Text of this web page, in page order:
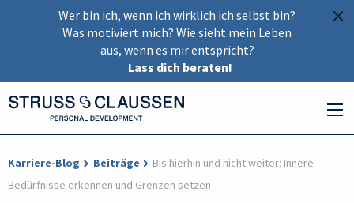
×
Wer bin ich, wenn ich wirklich ich selbst bin?
Was motiviert mich? Wie sieht mein Leben
aus, wenn es mir entspricht?
Lass dich beraten!
Karriere-Blog Beiträge
Bis hierhin und nicht weiter: Innere
Bedürfnisse erkennen und Grenzen setzen